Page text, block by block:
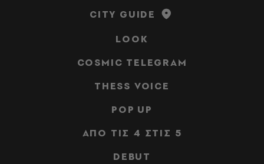
CITY GUIDE
LOOK
COSMIC TELEGRAM
THESS VOICE
POP UP
ΑΠΟ ΤΙΣ 4 ΣΤΙΣ 5
DEBUT